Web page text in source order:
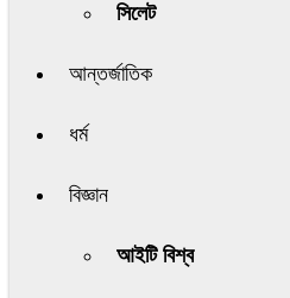
সিলেট
আন্তর্জাতিক
ধর্ম
বিজ্ঞান
আইটি বিশ্ব